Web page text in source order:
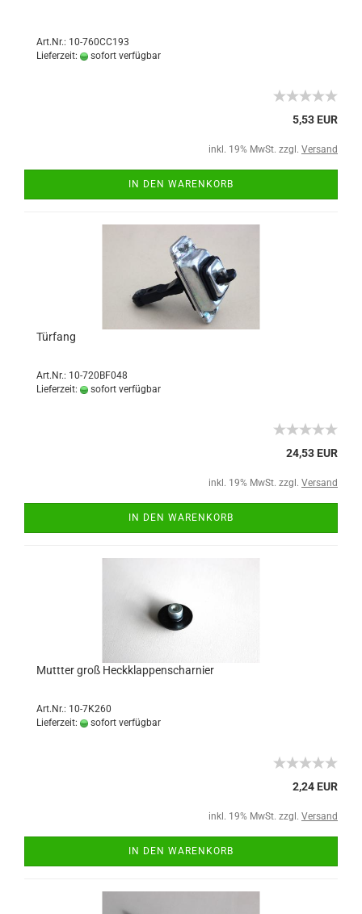
Art.Nr.: 10-760CC193
Lieferzeit:
sofort verfügbar
5,53 EUR
inkl. 19% MwSt. zzgl. Versand
IN DEN WARENKORB
Türfang
Art.Nr.: 10-720BF048
Lieferzeit:
sofort verfügbar
24,53 EUR
inkl. 19% MwSt. zzgl. Versand
IN DEN WARENKORB
Muttter groß Heckklappenscharnier
Art.Nr.: 10-7K260
Lieferzeit:
sofort verfügbar
2,24 EUR
inkl. 19% MwSt. zzgl. Versand
IN DEN WARENKORB